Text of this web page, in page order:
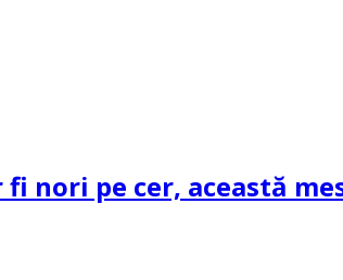
nori pe cer, această